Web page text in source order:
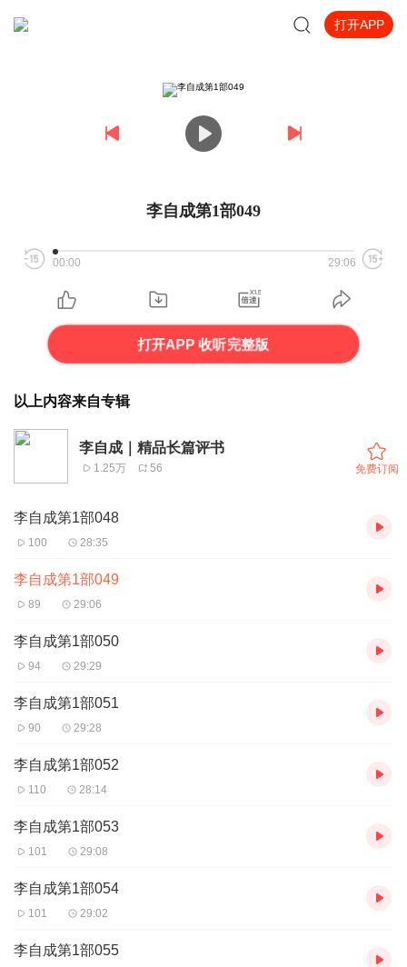
打开APP
李自成第1部049
00:00 29:06
打开APP 收听完整版
以上内容来自专辑
李自成｜精品长篇评书
1.25万 56 免费订阅
李自成第1部048
100 28:35
李自成第1部049
89 29:06
李自成第1部050
94 29:29
李自成第1部051
90 29:28
李自成第1部052
110 28:14
李自成第1部053
101 29:08
李自成第1部054
101 29:02
李自成第1部055